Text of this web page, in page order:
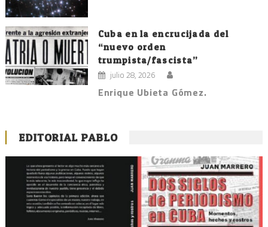
Cuba en la encrucijada del
“nuevo orden
trumpista/fascista”
julio 28, 2026
Enrique Ubieta Gómez.
EDITORIAL PABLO